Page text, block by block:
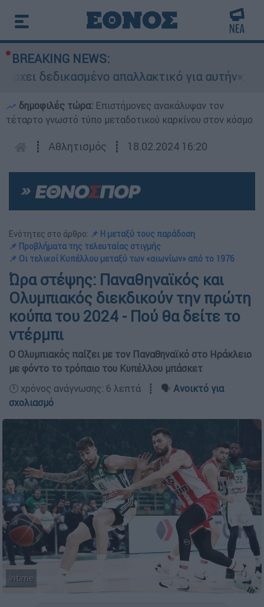
BREAKING NEWS:
απαλλακτικό για αυτήν»: Τι
δημοφιλές τώρα: Επιστήμονες ανακάλυψαν τον
τέταρτο γνωστό τύπο μεταδοτικού καρκίνου στον κόσμο
┋ Αθλητισμός ┋ 18.02.2024 16:20
Ενότητες στο άρθρο: 📌 Η μεταξύ τους παράδοση
📌 Προβλήματα της τελευταίας στιγμής
📌 Oι τελικοί Κυπέλλου μεταξύ των «αιωνίων» από το 1976
Ώρα στέψης: Παναθηναϊκός και
Ολυμπιακός διεκδικούν την πρώτη
κούπα του 2024 - Πού θα δείτε το
ντέρμπι
Ο Ολυμπιακός παίζει με τον Παναθηναϊκό στο Ηράκλειο
με φόντο το τρόπαιο του Κυπέλλου μπάσκετ
🕛 χρόνος ανάγνωσης: 6 λεπτά ┋ 🗣️ Ανοικτό για
σχολιασμό
Intime